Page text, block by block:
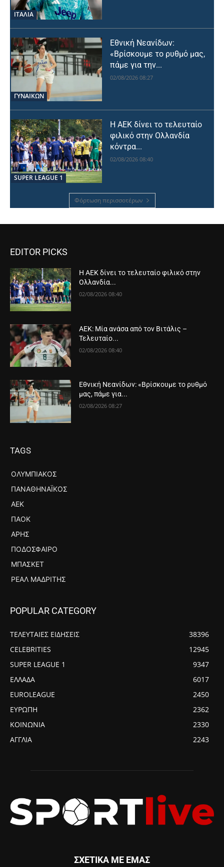
ΙΤΑΛΙΑ
ΓΥΝΑΙΚΩΝ
Εθνική Νεανίδων:
«Βρίσκουμε το ρυθμό μας,
πάμε για την...
02/08/2026 08:27
SUPER LEAGUE 1
Η ΑΕΚ δίνει το τελευταίο
φιλικό στην Ολλανδία
κόντρα...
02/08/2026 08:40
Φόρτωση περισσοτέρων
EDITOR PICKS
Η ΑΕΚ δίνει το τελευταίο φιλικό στην
Ολλανδία...
02/08/2026 08:40
ΑΕΚ: Μία ανάσα από τον Βιτάλις –
Τελευταίο...
02/08/2026 08:40
Εθνική Νεανίδων: «Βρίσκουμε το ρυθμό
μας, πάμε για...
02/08/2026 08:27
TAGS
ΟΛΥΜΠΙΑΚΌΣ
ΠΑΝΑΘΗΝΑΪΚΌΣ
ΑΕΚ
ΠΑΟΚ
ΆΡΗΣ
ΠΟΔΌΣΦΑΙΡΟ
ΜΠΆΣΚΕΤ
ΡΕΆΛ ΜΑΔΡΊΤΗΣ
POPULAR CATEGORY
ΤΕΛΕΥΤΑΙΕΣ ΕΙΔΗΣΕΙΣ
38396
CELEBRITIES
12945
SUPER LEAGUE 1
9347
ΕΛΛΑΔΑ
6017
EUROLEAGUE
2450
ΕΥΡΩΠΗ
2362
ΚΟΙΝΩΝΙΑ
2330
ΑΓΓΛΙΑ
2243
ΣΧΕΤΙΚΑ ΜΕ ΕΜΑΣ